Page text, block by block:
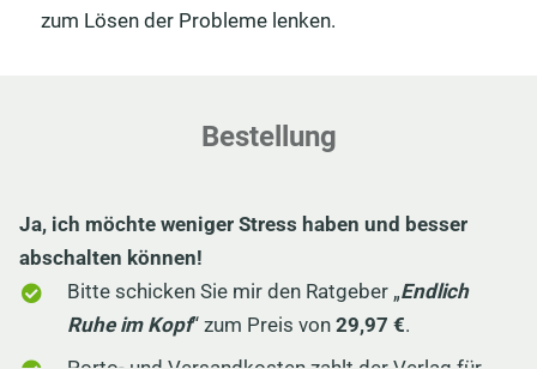
zum Lösen der Probleme lenken.
Bestellung